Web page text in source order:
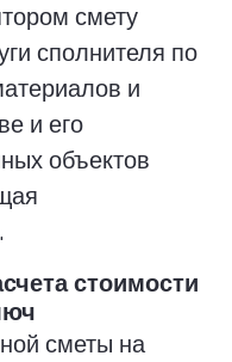
смету
сполнителя по
и
и его
объектов
стоимости
сметы на